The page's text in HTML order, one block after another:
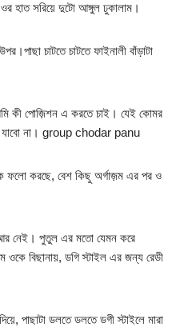
হাত সরিয়ে দুটো আঙ্গুল ঢুকালাম।
চাটতে চাটতে ফাইনালী বাঁড়াটা
কী পোজ়িশন এ করতে চাই। যেই কোমর
যাবো না। group chodar panu
ফলো করছে, বেশ কিছু অর্গাজ়ম এর পর ও
আর নেই। পুতুল এর মতো যেমন করে
ওকে বিছানায়, ডগি স্টাইল এর জন্য রেডী
পাছাটা ডলতে ডলতে ডগী স্টাইলে মারা